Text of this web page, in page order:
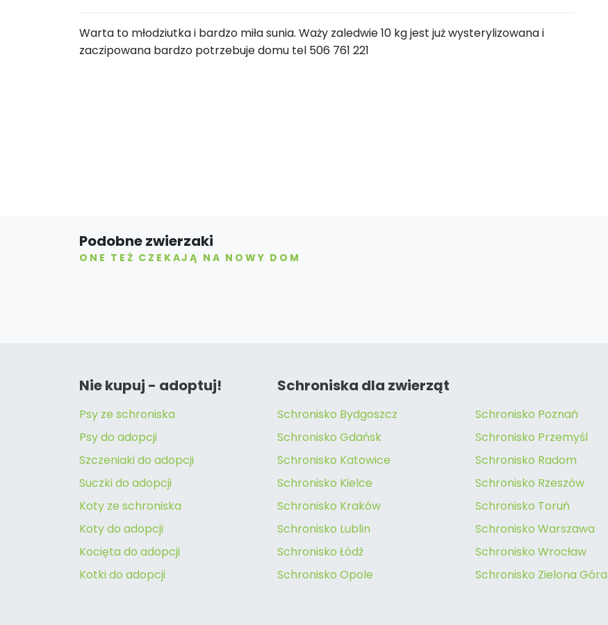
Warta to młodziutka i bardzo miła sunia. Waży zaledwie 10 kg jest już wysterylizowana i
zaczipowana bardzo potrzebuje domu tel 506 761 221
Podobne zwierzaki
ONE TEŻ CZEKAJĄ NA NOWY DOM
Nie kupuj - adoptuj!
Psy ze schroniska
Psy do adopcji
Szczeniaki do adopcji
Suczki do adopcji
Koty ze schroniska
Koty do adopcji
Kocięta do adopcji
Kotki do adopcji
Schroniska dla zwierząt
Schronisko Bydgoszcz
Schronisko Gdańsk
Schronisko Katowice
Schronisko Kielce
Schronisko Kraków
Schronisko Lublin
Schronisko Łódź
Schronisko Opole
Schronisko Poznań
Schronisko Przemyśl
Schronisko Radom
Schronisko Rzeszów
Schronisko Toruń
Schronisko Warszawa
Schronisko Wrocław
Schronisko Zielona Góra